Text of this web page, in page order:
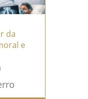
da
e